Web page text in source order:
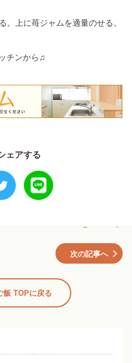
。上に苺ジャムを適量のせる。
チンから♫
ェアする
次の記事へ
飯 TOPに戻る